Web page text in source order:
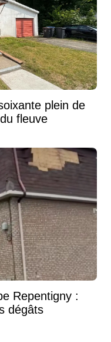
plein de
fleuve
Repentigny :
dégâts